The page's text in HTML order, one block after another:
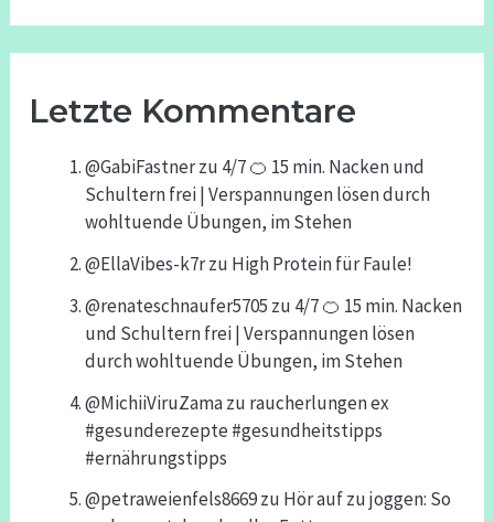
Letzte Kommentare
@GabiFastnerzu 4/7 🍊 15 min. Nacken und
Schultern frei | Verspannungen lösen durch
wohltuende Übungen, im Stehen
@EllaVibes-k7rzu High Protein für Faule!
@renateschnaufer5705 zu 4/7 🍊 15 min. Nacken
und Schultern frei | Verspannungen lösen
durch wohltuende Übungen, im Stehen
@MichiiViruZamazu raucherlungen ex
#gesunderezepte #gesundheitstipps
#ernährungstipps
@petraweienfels8669zu Hör auf zu joggen: So